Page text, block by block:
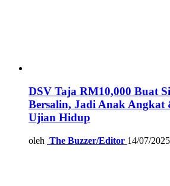
DSV Taja RM10,000 Buat
Bersalin, Jadi Anak Angkat
Ujian Hidup
oleh The Buzzer/Editor 14/07/